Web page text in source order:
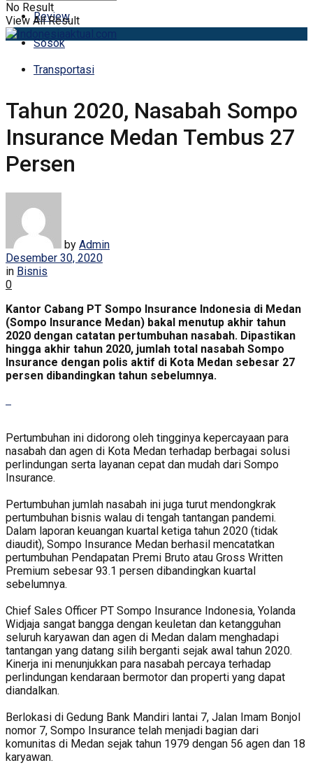
Review
Sosok
Transportasi
No Result
View All Result
Tahun 2020, Nasabah Sompo
Insurance Medan Tembus 27
Persen
by Admin
Desember 30, 2020
in Bisnis
0
Kantor Cabang PT Sompo Insurance Indonesia di Medan
(Sompo Insurance Medan) bakal menutup akhir tahun
2020 dengan catatan pertumbuhan nasabah. Dipastikan
hingga akhir tahun 2020, jumlah total nasabah Sompo
Insurance dengan polis aktif di Kota Medan sebesar 27
persen dibandingkan tahun sebelumnya.
Pertumbuhan ini didorong oleh tingginya kepercayaan para
nasabah dan agen di Kota Medan terhadap berbagai solusi
perlindungan serta layanan cepat dan mudah dari Sompo
Insurance.
Pertumbuhan jumlah nasabah ini juga turut mendongkrak
pertumbuhan bisnis walau di tengah tantangan pandemi.
Dalam laporan keuangan kuartal ketiga tahun 2020 (tidak
diaudit), Sompo Insurance Medan berhasil mencatatkan
pertumbuhan Pendapatan Premi Bruto atau Gross Written
Premium sebesar 93.1 persen dibandingkan kuartal
sebelumnya.
Chief Sales Officer PT Sompo Insurance Indonesia, Yolanda
Widjaja sangat bangga dengan keuletan dan ketangguhan
seluruh karyawan dan agen di Medan dalam menghadapi
tantangan yang datang silih berganti sejak awal tahun 2020.
Kinerja ini menunjukkan para nasabah percaya terhadap
perlindungan kendaraan bermotor dan properti yang dapat
diandalkan.
Berlokasi di Gedung Bank Mandiri lantai 7, Jalan Imam Bonjol
nomor 7, Sompo Insurance telah menjadi bagian dari
komunitas di Medan sejak tahun 1979 dengan 56 agen dan 18
karyawan.